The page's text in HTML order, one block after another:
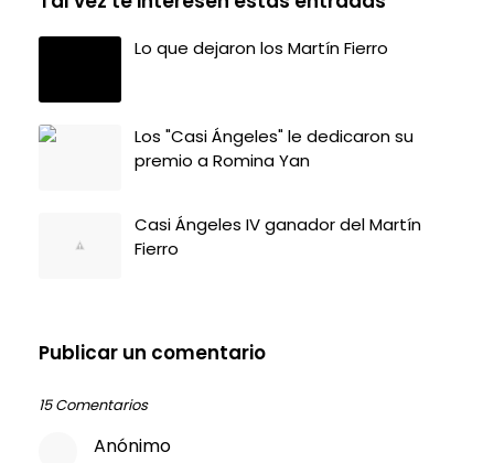
Lo que dejaron los Martín Fierro
Los "Casi Ángeles" le dedicaron su
premio a Romina Yan
Casi Ángeles IV ganador del Martín
Fierro
Publicar un comentario
15 Comentarios
Anónimo